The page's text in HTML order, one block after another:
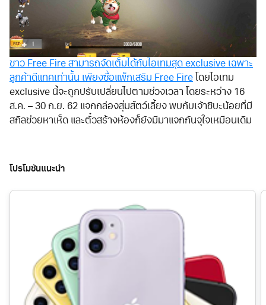
ชาว Free Fire สามารถจัดเต็มได้กับไอเทมสุด exclusive เฉพาะ
ลูกค้าดีแทคเท่านั้น เพียงซื้อแพ็กเสริม Free Fire โดยไอเทม
exclusive นี้จะถูกปรับเปลี่ยนไปตามช่วงเวลา โดยระหว่าง 16
ส.ค. – 30 ก.ย. 62 แจกกล่องสุ่มสัตว์เลี้ยง พบกับเจ้าชิบะน้อยที่มี
สกิลช่วยหาเห็ด และตั๋วสร้างห้องก็ยังมีมาแจกกันจุใจเหมือนเดิม
โปรโมชันแนะนำ